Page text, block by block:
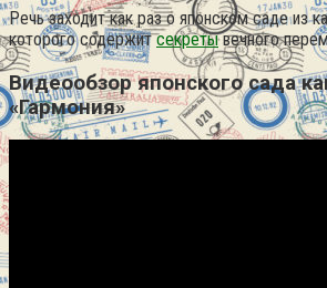
Речь заходит как раз о японском саде из
которого содержитсекретывечного
Видеообзор японского сада
«Гармония»